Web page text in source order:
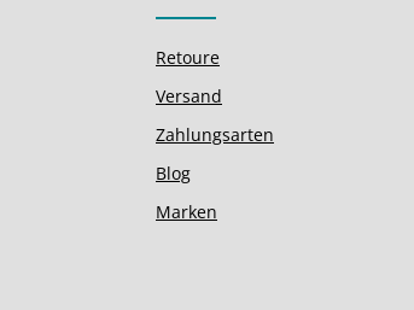
Retoure
Versand
Zahlungsarten
Blog
Marken